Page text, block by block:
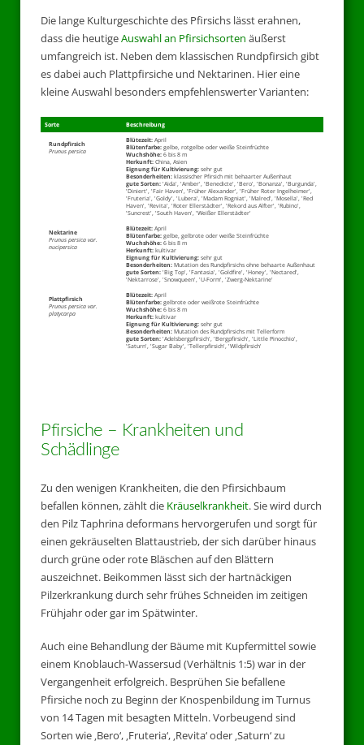
Die lange Kulturgeschichte des Pfirsichs lässt erahnen,
dass die heutigeAuswahl an Pfirsichsorten äußerst
umfangreich ist. Neben dem klassischen Rundpfirsich gibt
es dabei auch Plattpfirsiche und Nektarinen. Hier eine
kleine Auswahl besonders empfehlenswerter Varianten:
Sorte Beschreibung
Rundpfirsich
Prunus persica
Blütezeit: April
Blütenfarbe: gelbe, rotgelbe oder weiße Steinfrüchte
Wuchshöhe: 6 bis 8 m
Herkunft: China, Asien
Eignung für Kultivierung: sehr gut
Besonderheiten: klassischer Pfirsich mit behaarter Außenhaut
gute Sorten: 'Aida', 'Amber', 'Benedicte', 'Bero', 'Bonanza', 'Burgunda',
'Diniert', 'Fair Haven', 'Früher Alexander', 'Früher Roter Ingelheimer',
'Fruteria', 'Goldy', 'Lubera', 'Madam Rogniat', 'Malred', 'Mosella', 'Red
Haven', 'Revita', 'Roter Ellerstädter', 'Rekord aus Alfter', 'Rubino',
'Suncrest', 'South Haven', 'Weißer Ellerstädter'
Nektarine
Prunus persica var.
nucipersica
Blütezeit: April
Blütenfarbe: gelbe, gelbrote oder weiße Steinfrüchte
Wuchshöhe: 6 bis 8 m
Herkunft: kultivar
Eignung für Kultivierung: sehr gut
Besonderheiten: Mutation des Rundpfirsichs ohne behaarte Außenhaut
gute Sorten: 'Big Top', 'Fantasia', 'Goldfire', 'Honey', 'Nectared',
'Nektarrose', 'Snowqueen', 'U-Form', 'Zwerg-Nektarine'
Plattpfirsich
Prunus persica var.
platycarpa
Blütezeit: April
Blütenfarbe: gelbrote oder weißrote Steinfrüchte
Wuchshöhe: 6 bis 8 m
Herkunft: kultivar
Eignung für Kultivierung: sehr gut
Besonderheiten: Mutation des Rundpfirsichs mit Tellerform
gute Sorten: 'Adelsbergpfirsich', 'Bergpfirsich', 'Little Pinocchio',
'Saturn', 'Sugar Baby', 'Tellerpfirsich', 'Wildpfirsich'
Pfirsiche – Krankheiten und
Schädlinge
Zu den wenigen Krankheiten, die den Pfirsichbaum
befallen können, zählt die Kräuselkrankheit. Sie wird durch
den Pilz Taphrina deformans hervorgerufen und sorgt für
einen gekräuselten Blattaustrieb, der sich darüber hinaus
durch grüne oder rote Bläschen auf den Blättern
auszeichnet. Beikommen lässt sich der hartnäckigen
Pilzerkrankung durch sehr frühes Schneiden im zeitigen
Frühjahr oder gar im Spätwinter.
Auch eine Behandlung der Bäume mit Kupfermittel sowie
einem Knoblauch-Wassersud (Verhältnis 1:5) war in der
Vergangenheit erfolgreich. Besprühen Sie befallene
Pfirsiche noch zu Beginn der Knospenbildung im Turnus
von 14 Tagen mit besagten Mitteln. Vorbeugend sind
Sorten wie ‚Bero‘, ‚Fruteria‘, ‚Revita‘ oder ‚Saturn‘ zu